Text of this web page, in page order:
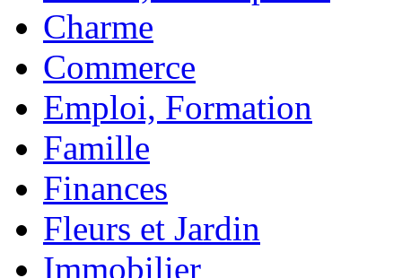
Charme
Commerce
Emploi, Formation
Famille
Finances
Fleurs et Jardin
Immobilier